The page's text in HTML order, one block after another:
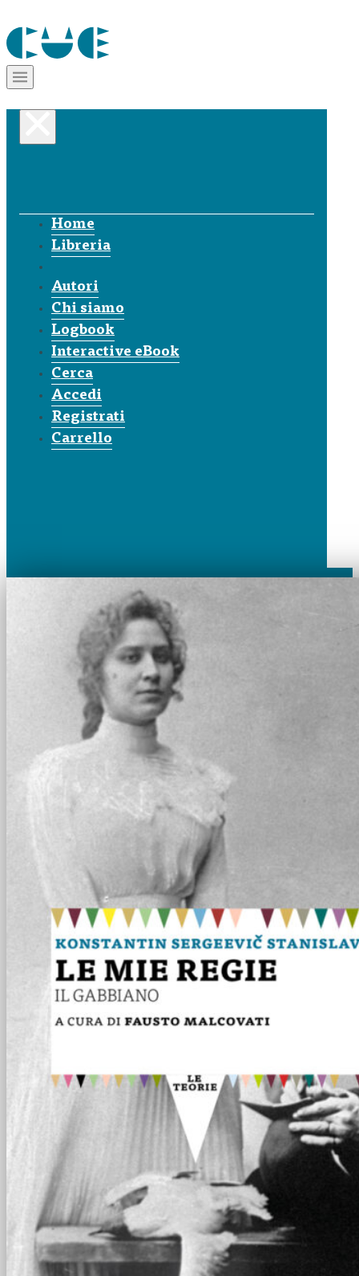
Home
Libreria
Autori
Chi siamo
Logbook
Interactive eBook
Cerca
Accedi
Registrati
Carrello